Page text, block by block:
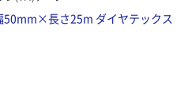
50mm×長さ25m ダイヤテックス